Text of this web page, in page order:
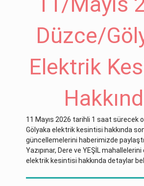
Düzce/
Elektrik
11 Mayıs 2026 tarihli 1 saat sürecek
Gölyaka elektrik kesintisi hakkında
güncellemelerini haberimizde
Yazıpınar, Dere ve YEŞİL
elektrik kesintisi hakkında detaylar